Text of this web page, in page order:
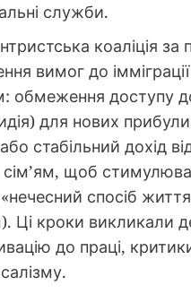
служби.
коаліція
вимог до
обмеження доступу
для нових
стабільний дохід
сім’ям, щоб
спосіб
Ці кроки викликали
до праці,